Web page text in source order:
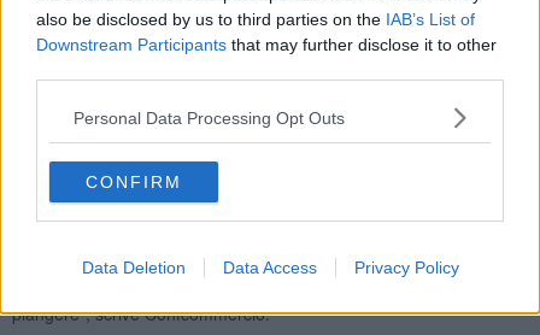
also be disclosed by us to third parties on the IAB’s List of
Downstream Participants that may further disclose it to other
Personal Data Processing Opt Outs
CONFIRM
Data Deletion Data Access Privacy Policy
Patisce il comparto della ristorazione: “Dopo mesi in cui i nostri
punto di vista del rispetto delle prescrizioni anti Covid, continuano
ad essere indicati come la causa di tutti i mali. Non viene consentito
loro di far sedere i clienti ai tavoli e somministrare in zona
arancione e rossa, e solo a pranzo in zona gialla, come se fossero
questi i luoghi di contagio. E intanto nelle piazze di ogni città si
mascherina, che nessuno controlla. Una situazione paradossale
piangere", scrive Confcommercio.